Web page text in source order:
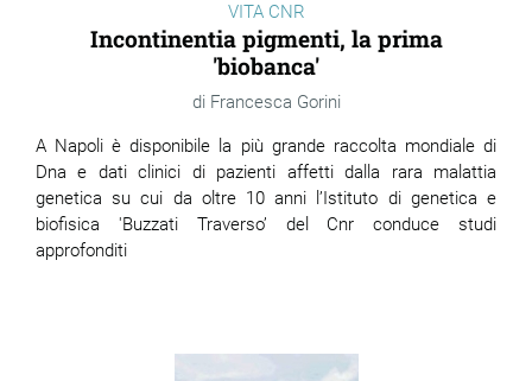
VITA CNR
Incontinentia pigmenti, la prima
'biobanca'
Francesca Gorini
A Napoli è disponibile la più grande raccolta mondiale di
Dna e dati clinici di pazienti affetti dalla rara malattia
genetica su cui da oltre 10 anni l’Istituto di genetica e
biofisica 'Buzzati Traverso’ del Cnr conduce studi
approfonditi